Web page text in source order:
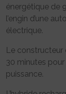
énergétique de
l’engin d’une
électrique.
Le
30 minutes
puissance.